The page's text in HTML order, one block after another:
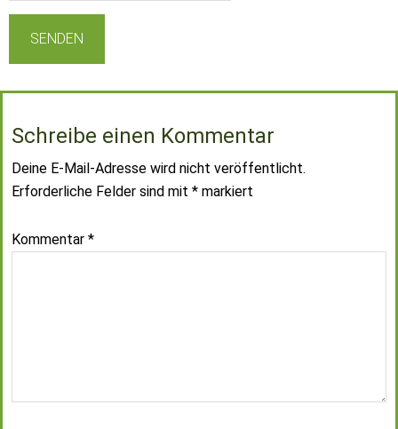
Schreibe einen Kommentar
Deine E-Mail-Adresse wird nicht veröffentlicht.
Erforderliche Felder sind mit * markiert
Kommentar *